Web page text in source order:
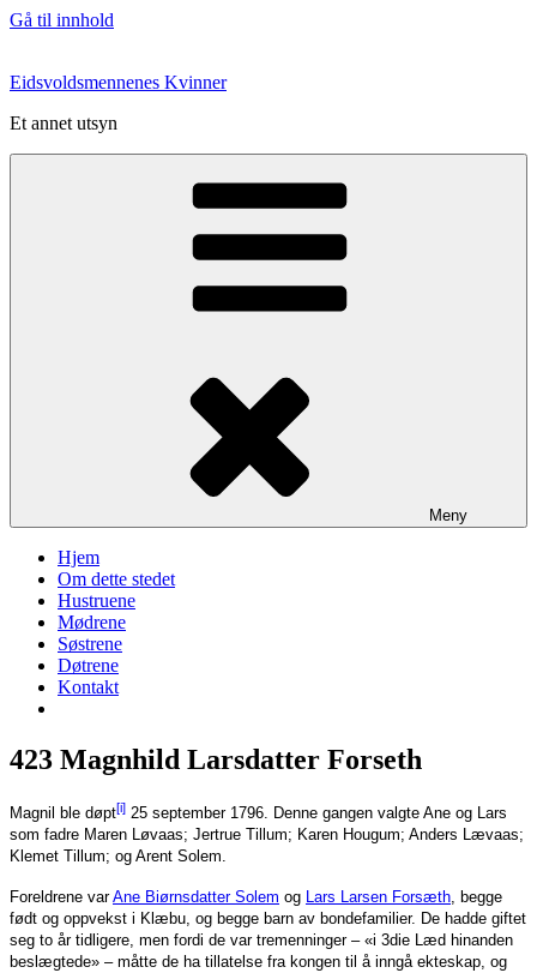
Gå til innhold
Eidsvoldsmennenes Kvinner
Et annet utsyn
Meny
Hjem
Om dette stedet
Hustruene
Mødrene
Søstrene
Døtrene
Kontakt
423 Magnhild Larsdatter Forseth
Magnil ble døpt[i] 25 september 1796. Denne gangen valgte Ane og Lars
som fadre Maren Løvaas; Jertrue Tillum; Karen Hougum; Anders Lævaas;
Klemet Tillum; og Arent Solem.
Foreldrene varAne Biørnsdatter Solem og Lars Larsen Forsæth, begge
født og oppvekst i Klæbu, og begge barn av bondefamilier. De hadde giftet
seg to år tidligere, men fordi de var tremenninger – «i 3die Læd hinanden
beslægtede» – måtte de ha tillatelse fra kongen til å inngå ekteskap, og